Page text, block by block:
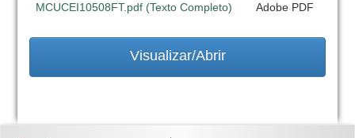
MCUCEI10508FT.pdf (Texto Completo) Adobe PDF
Visualizar/Abrir